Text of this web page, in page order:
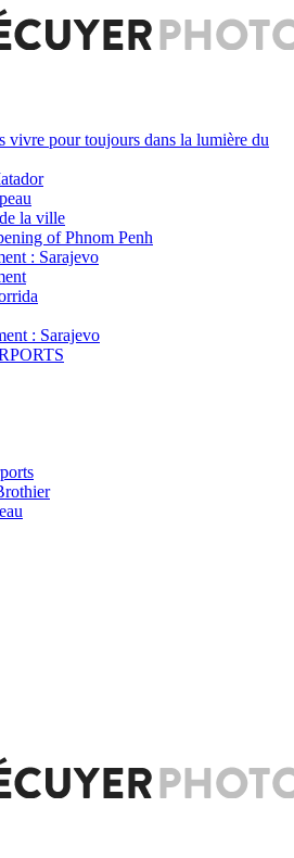
vivre pour toujours dans la lumière du
la ville
of Phnom Penh
: Sarajevo
: Sarajevo